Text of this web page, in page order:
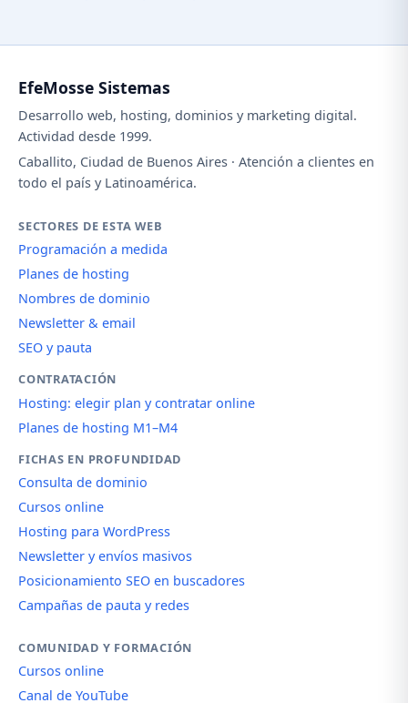
EfeMosse Sistemas
Desarrollo web, hosting, dominios y marketing digital.
Actividad desde 1999.
Caballito, Ciudad de Buenos Aires · Atención a clientes en
todo el país y Latinoamérica.
SECTORES DE ESTA WEB
Programación a medida
Planes de hosting
Nombres de dominio
Newsletter & email
SEO y pauta
CONTRATACIÓN
Hosting: elegir plan y contratar online
Planes de hosting M1–M4
FICHAS EN PROFUNDIDAD
Consulta de dominio
Cursos online
Hosting para WordPress
Newsletter y envíos masivos
Posicionamiento SEO en buscadores
Campañas de pauta y redes
COMUNIDAD Y FORMACIÓN
Cursos online
Canal de YouTube